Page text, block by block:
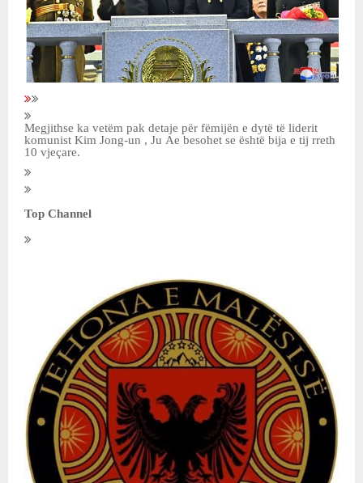
Megjithse ka vetëm pak detaje për fëmijën e dytë të liderit
komunist Kim Jong-un , Ju Ae besohet se është bija e tij rreth
10 vjeçare.
Top Channel